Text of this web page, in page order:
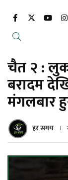
चैत २ :
बरादम
मंगलबार
हर समय